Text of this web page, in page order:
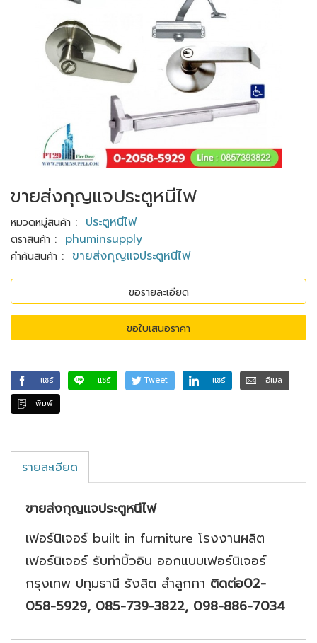
ขายส่งกุญแจประตูหนีไฟ
หมวดหมู่สินค้า : ประตูหนีไฟ
ตราสินค้า : phuminsupply
คำค้นสินค้า : ขายส่งกุญแจประตูหนีไฟ
ขอรายละเอียด
ขอใบเสนอราคา
แชร์ แชร์ Tweet แชร์
อีเมล
พิมพ์
รายละเอียด
ขายส่งกุญแจประตูหนีไฟ
เฟอร์นิเจอร์ built in furniture โรงงานผลิต
เฟอร์นิเจอร์ รับทําบิ้วอิน ออกแบบเฟอร์นิเจอร์
กรุงเทพ ปทุมธานี รังสิต ลำลูกกา ติดต่อ02-
058-5929, 085-739-3822, 098-886-7034​